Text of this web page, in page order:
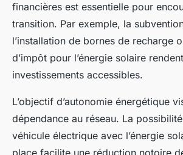
financières est essentielle pour
transition. Par exemple, la
l’installation de bornes de recharge
d’impôt pour l’énergie solaire
investissements accessibles.
L’objectif d’autonomie énergétique
dépendance au réseau. La
véhicule électrique avec l’énergie
place facilite une réduction notoire